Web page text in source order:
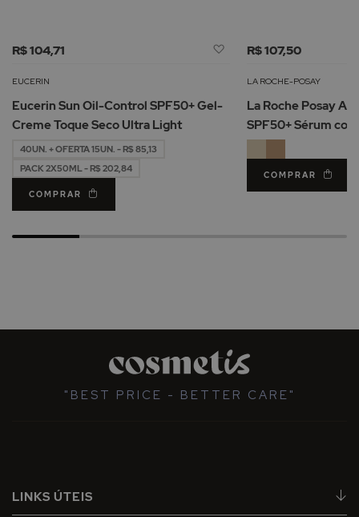
R$ 104,71
Adicionar
Lista
Desejos
EUCERIN
Eucerin Sun Oil-Control SPF50+ Gel-
Creme Toque Seco Ultra Light
40UN. + OFERTA 15UN. - R$ 85,13
PACK 2X50ML - R$ 202,84
COMPRAR
R$ 107,50
LA ROCHE-POSAY
La Roche Posay
SPF50+ Sérum
COMPRAR
"BEST PRICE - BETTER CARE"
LINKS ÚTEIS